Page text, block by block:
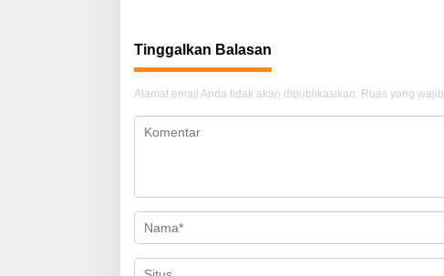
Tinggalkan Balasan
Alamat email Anda tidak akan dipublikasikan. Ruas yang